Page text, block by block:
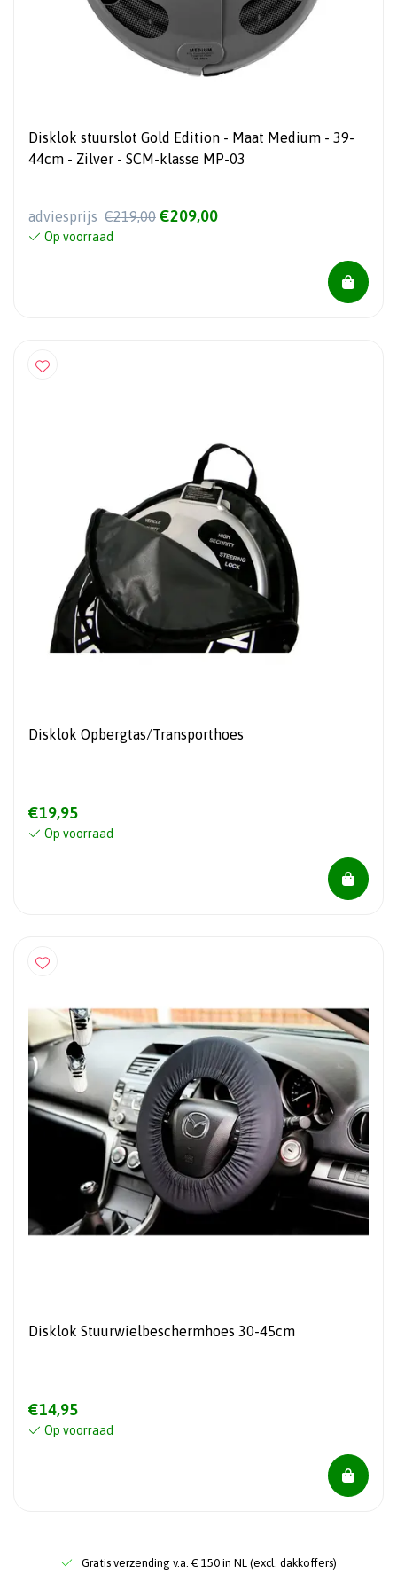
Disklok stuurslot Gold Edition - Maat Medium - 39-
44cm - Zilver - SCM-klasse MP-03
adviesprijs €219,00 €209,00
Op voorraad
Disklok Opbergtas/Transporthoes
€19,95
Op voorraad
Disklok Stuurwielbeschermhoes 30-45cm
€14,95
Op voorraad
Gratis verzending v.a. € 150 in NL (excl. dakkoffers)